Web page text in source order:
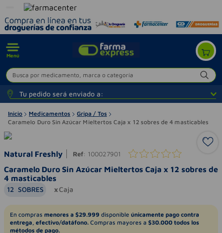
Menú
Busca por medicamento, marca o categoría
Tu pedido será enviado a:
Inicio Medicamentos
Gripa / Tos
Caramelo Duro Sin Azúcar Mieltertos Caja x 12 sobres de 4 masticables
Natural Freshly Ref: 100027901
Caramelo Duro Sin Azúcar Mieltertos Caja x 12 sobres de
4 masticables
12 SOBRES Caja
En compras menores a $29.999 disponible únicamente pago contra
entrega, efectivo/datáfono. Compras mayores a $30.000 todos los
métodos de pago.